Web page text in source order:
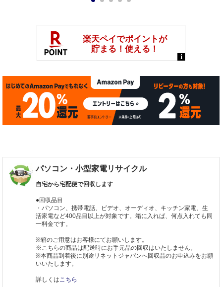
パソコン・小型家電リサイクル
自宅から宅配便で回収します
●回収品目
・パソコン、携帯電話、ビデオ、オーディオ、キッチン家電、生
活家電など400品目以上が対象です。箱に入れば、何点入れても同
一料金です。
※箱のご用意はお客様にてお願いします。
※こちらの商品は配送時にお手元品の回収はいたしません。
※本商品到着後に別途リネットジャパンへ回収品のお申込みをお願
いいたします。
詳しくは こちら